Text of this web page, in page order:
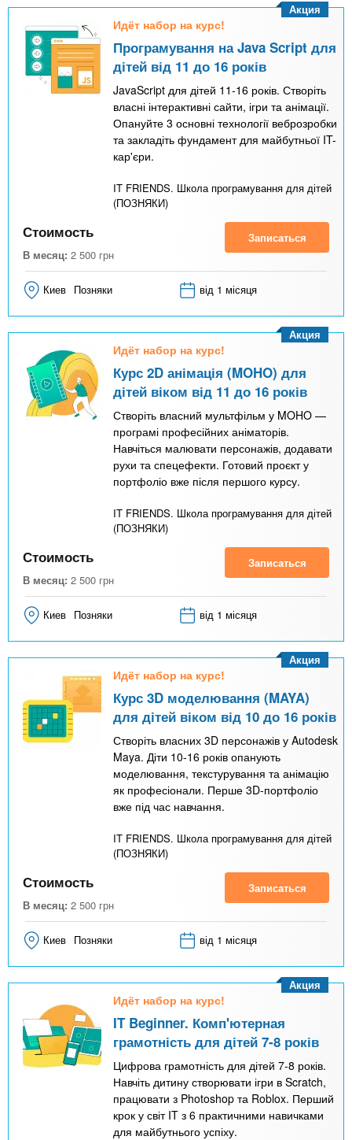
Идёт набор на курс!
Програмування на Java Script для
дітей від 11 до 16 років
JavaScript для дітей 11-16 років. Створіть
власні інтерактивні сайти, ігри та анімації.
Опануйте 3 основні технології веброзробки
та закладіть фундамент для майбутньої IT-
кар'єри.
IT FRIENDS. Школа програмування для дітей
(ПОЗНЯКИ)
Акция
Стоимость
В месяц: 2 500 грн
Записаться
Киев Позняки від 1 місяця
Идёт набор на курс!
Курс 2D анімація (MOHO) для
дітей віком від 11 до 16 років
Створіть власний мультфільм у MOHO —
програмі професійних аніматорів.
Навчіться малювати персонажів, додавати
рухи та спецефекти. Готовий проєкт у
портфоліо вже після першого курсу.
IT FRIENDS. Школа програмування для дітей
(ПОЗНЯКИ)
Акция
Стоимость
В месяц: 2 500 грн
Записаться
Киев Позняки від 1 місяця
Идёт набор на курс!
Курс 3D моделювання (MAYA)
для дітей віком від 10 до 16 років
Створіть власних 3D персонажів у Autodesk
Maya. Діти 10-16 років опанують
моделювання, текстурування та анімацію
як професіонали. Перше 3D-портфоліо
вже під час навчання.
IT FRIENDS. Школа програмування для дітей
(ПОЗНЯКИ)
Акция
Стоимость
В месяц: 2 500 грн
Записаться
Киев Позняки від 1 місяця
Идёт набор на курс!
IT Beginner. Комп'ютерная
грамотність для дітей 7-8 років
Цифрова грамотність для дітей 7-8 років.
Навчіть дитину створювати ігри в Scratch,
працювати з Photoshop та Roblox. Перший
крок у світ IT з 6 практичними навичками
для майбутнього успіху.
Акция